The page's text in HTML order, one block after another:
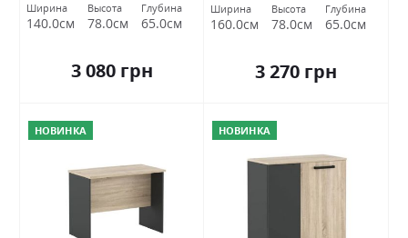
Ширина
140.0см
Высота
78.0см
Глубина
65.0см
3 080 грн
Ширина
160.0см
Высота
78.0см
Глубина
65.0см
3 270 грн
НОВИНКА НОВИНКА